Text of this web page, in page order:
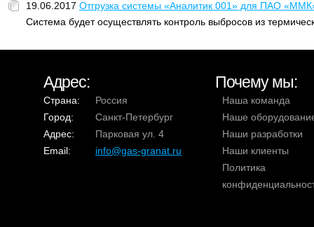
19.06.2017 Отгрузка системы «Аналитик 001» для ПАО
Система будет осуществлять контроль выбросов из
Адрес:
Страна:
Россия
Город:
Санкт-Петербург
Адрес:
Парковая ул. 4
Email:
info@gas-granat.ru
Почему мы:
Наша команда
Наше
Наши разработки
Наши клиенты
Политика